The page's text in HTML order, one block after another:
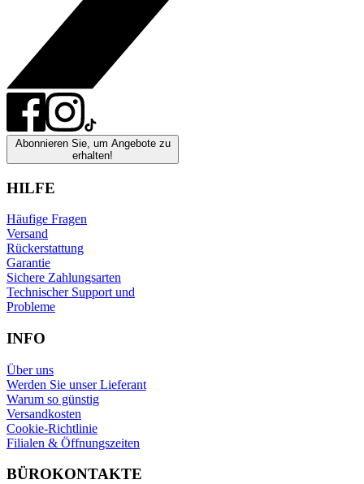
Abonnieren Sie, um Angebote zu
erhalten!
HILFE
Häufige Fragen
Versand
Rückerstattung
Garantie
Sichere Zahlungsarten
Technischer Support und
Probleme
INFO
Über uns
Werden Sie unser Lieferant
Warum so günstig
Versandkosten
Cookie-Richtlinie
Filialen & Öffnungszeiten
BÜROKONTAKTE